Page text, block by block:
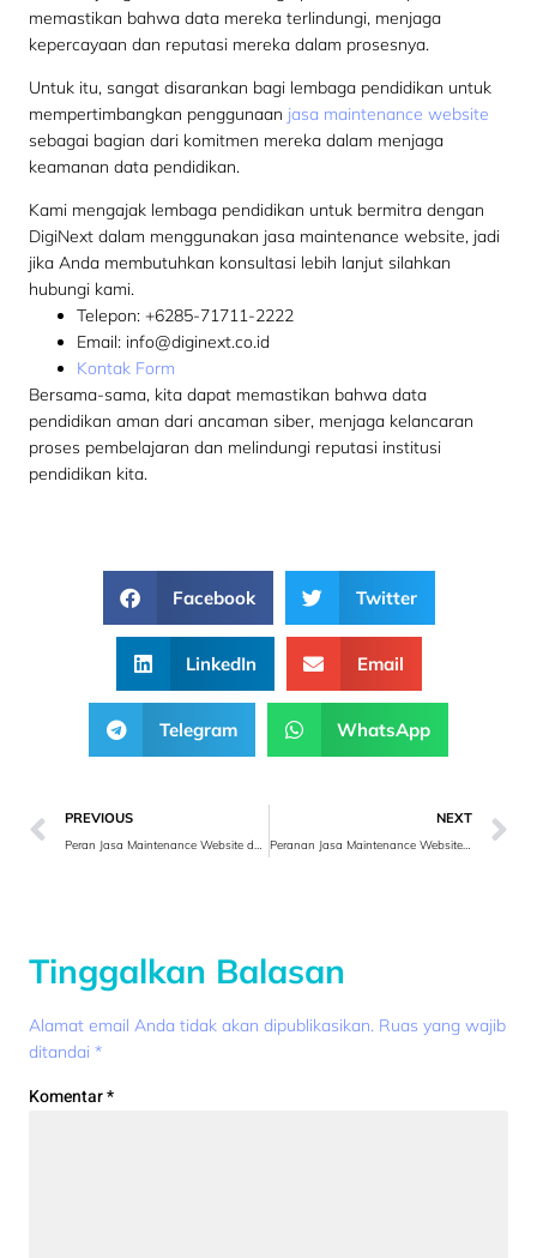
memastikan bahwa data mereka terlindungi, menjaga
kepercayaan dan reputasi mereka dalam prosesnya.
Untuk itu, sangat disarankan bagi lembaga pendidikan untuk
mempertimbangkan penggunaan jasa maintenance website
sebagai bagian dari komitmen mereka dalam menjaga
keamanan data pendidikan.
Kami mengajak lembaga pendidikan untuk bermitra dengan
DigiNext dalam menggunakan jasa maintenance website, jadi
jika Anda membutuhkan konsultasi lebih lanjut silahkan
hubungi kami.
Telepon: +6285-71711-2222
Email: info@diginext.co.id
Kontak Form
Bersama-sama, kita dapat memastikan bahwa data
pendidikan aman dari ancaman siber, menjaga kelancaran
proses pembelajaran dan melindungi reputasi institusi
pendidikan kita.
Facebook Twitter
LinkedIn Email
Telegram WhatsApp
PREVIOUS
Peran Jasa Maintenance Website dalam Membangun Reputasi Lembaga Pendidikan
NEXT
Peranan Jasa Maintenance Website dalam Peningkatan Aksesibilitas Pendidikan
Tinggalkan Balasan
Alamat email Anda tidak akan dipublikasikan. Ruas yang wajib
ditandai *
Komentar*